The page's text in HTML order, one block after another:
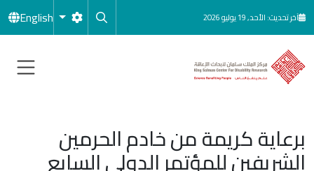
تجاوز إلى المحتوى الرئيسي
آخر تحديث: الأحد, 19 يوليو 2026 English
برعاية كريمة من خادم الحرمين
الشريفين للمؤتمر الدولي السابع